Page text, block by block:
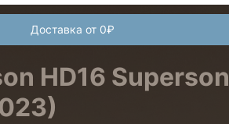
Доставка от 0₽
HD16